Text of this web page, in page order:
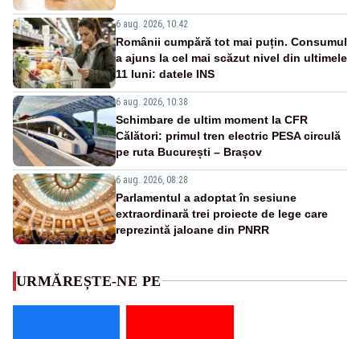
6 aug. 2026, 10:42
Românii cumpără tot mai puțin. Consumul
a ajuns la cel mai scăzut nivel din ultimele
11 luni: datele INS
6 aug. 2026, 10:38
Schimbare de ultim moment la CFR
Călători: primul tren electric PESA circulă
pe ruta București – Brașov
6 aug. 2026, 08:28
Parlamentul a adoptat în sesiune
extraordinară trei proiecte de lege care
reprezintă jaloane din PNRR
URMĂREȘTE-NE PE